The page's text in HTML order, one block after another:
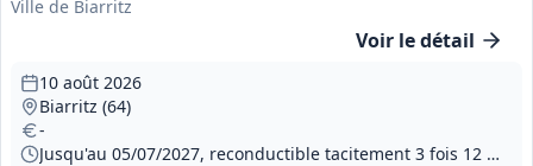
Ville de Biarritz
Voir le détail
10 août 2026
Biarritz (64)
-
Jusqu'au 05/07/2027, reconductible tacitement 3 fois 12 mois